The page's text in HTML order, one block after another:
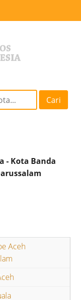
Cari
- Kota Banda
Aceh